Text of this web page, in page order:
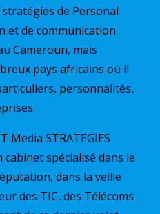
de Personal
et de communication
Cameroun, mais
pays africains où il
personnalités,
Media STRATEGIES
cabinet spécialisé dans le
dans la veille
des TIC, des Télécoms